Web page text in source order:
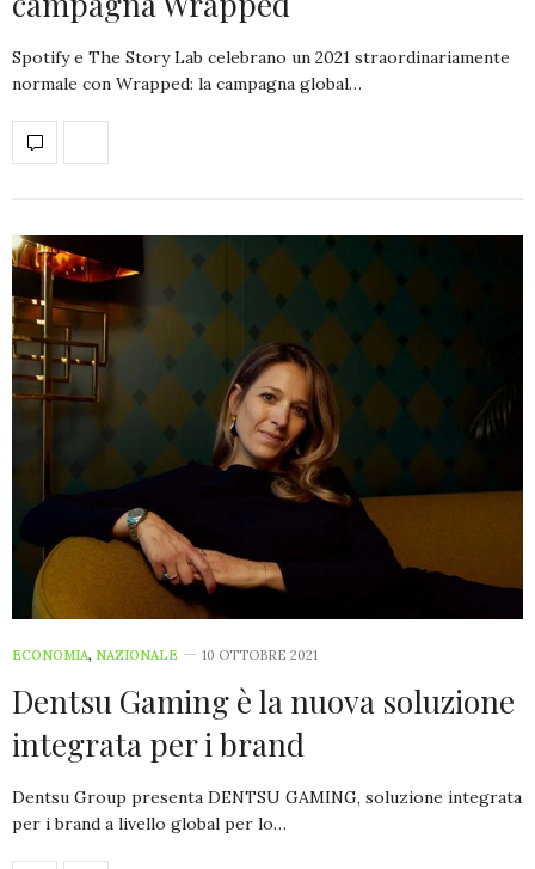
Spotify e The Story Lab celebrano un 2021 straordinariamente
normale con Wrapped: la campagna global…
ECONOMIA, NAZIONALE 10 OTTOBRE 2021
Dentsu Gaming è la nuova soluzione
integrata per i brand
Dentsu Group presenta DENTSU GAMING, soluzione integrata
per i brand a livello global per lo…